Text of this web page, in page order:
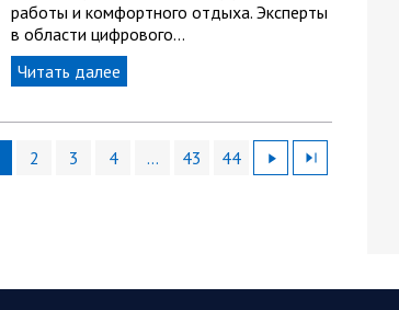
работы и комфортного отдыха. Эксперты
в области цифрового…
Читать далее
2 3 4 … 43 44